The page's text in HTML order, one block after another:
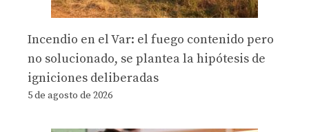
Incendio en el Var: el fuego contenido pero
no solucionado, se plantea la hipótesis de
igniciones deliberadas
5 de agosto de 2026